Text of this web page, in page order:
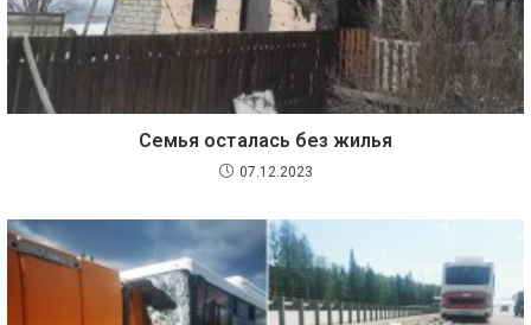
Семья осталась без жилья
07.12.2023